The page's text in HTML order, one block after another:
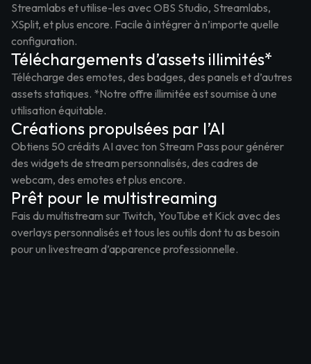
Streamlabs et utilise-les avec OBS Studio, Streamlabs,
XSplit, et plus encore. Facile à intégrer à n’importe quelle
configuration.
Téléchargements d’assets illimités*
Télécharge des emotes, des badges, des panels et d’autres
assets statiques. *Notre offre illimitée est soumise à une
utilisation équitable.
Créations propulsées par l’AI
Obtiens 50 crédits AI avec ton Stream Pass pour générer
des widgets de stream personnalisés, des cadres de
webcam, des emotes et plus encore.
Prêt pour le multistreaming
Fais du multistream sur Twitch, YouTube et Kick avec des
overlays personnalisés et tous les outils dont tu as besoin
pour un livestream d’apparence professionnelle.